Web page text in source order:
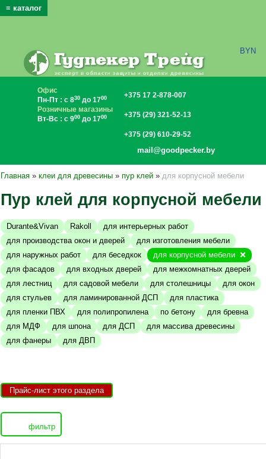
x
≡ каталог
BYN
Офис
Пн-Пт : с 830 до 1700
Розничные магазины
Вт-Вс : с 900 до 1700
+375 17 2-878-007
+375 (29) 321-52-13
+375 (29) 610-29-52
mail@goodpecker.by
Главная » клеи для древесины » пур клей » для корпусной мебели
Пур клей для корпусной мебели
Durante&Vivan Rakoll
для интерьерных работ
для производства окон и дверей
для изготовления мебели
для наружных работ
для беседкок
для корпусной мебели
для фасадов
для входных дверей
для межкомнатных дверей
для лестниц
для садовой мебели для столешницы
для окон
для стульев
для ламинированной ДСП
для пластика
для пленки ПВХ
для полипропилена по бетону
для бревна
для МДФ
для шпона для ДСП
для массива древесины
для фанеры
для ДВП
Прайс-лист этого раздела
фильтр